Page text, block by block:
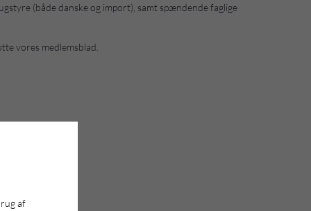
(både danske og import), samt spændende faglige
vores medlemsblad.
af